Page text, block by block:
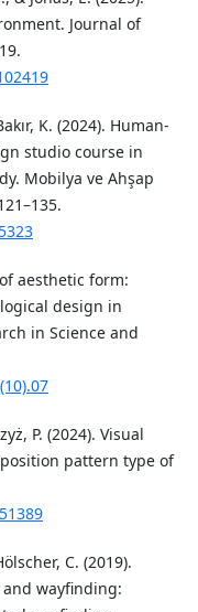
Journal of
K. (2024). Human-
studio course in
Mobilya ve Ahşap
aesthetic form:
design in
in Science and
P. (2024). Visual
pattern type of
C. (2019).
wayfinding: